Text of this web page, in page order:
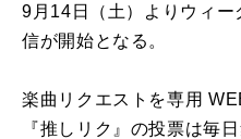
9月14日（土）よりウィ
信が開始となる。
楽曲リクエストを専用
『推しリク』の投票は毎